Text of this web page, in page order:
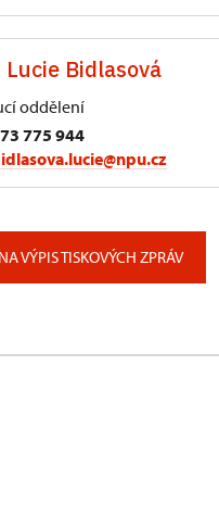
3
Lucie Bidlasová
oddělení
775 944
VÝPIS TISKOVÝCH ZPRÁV